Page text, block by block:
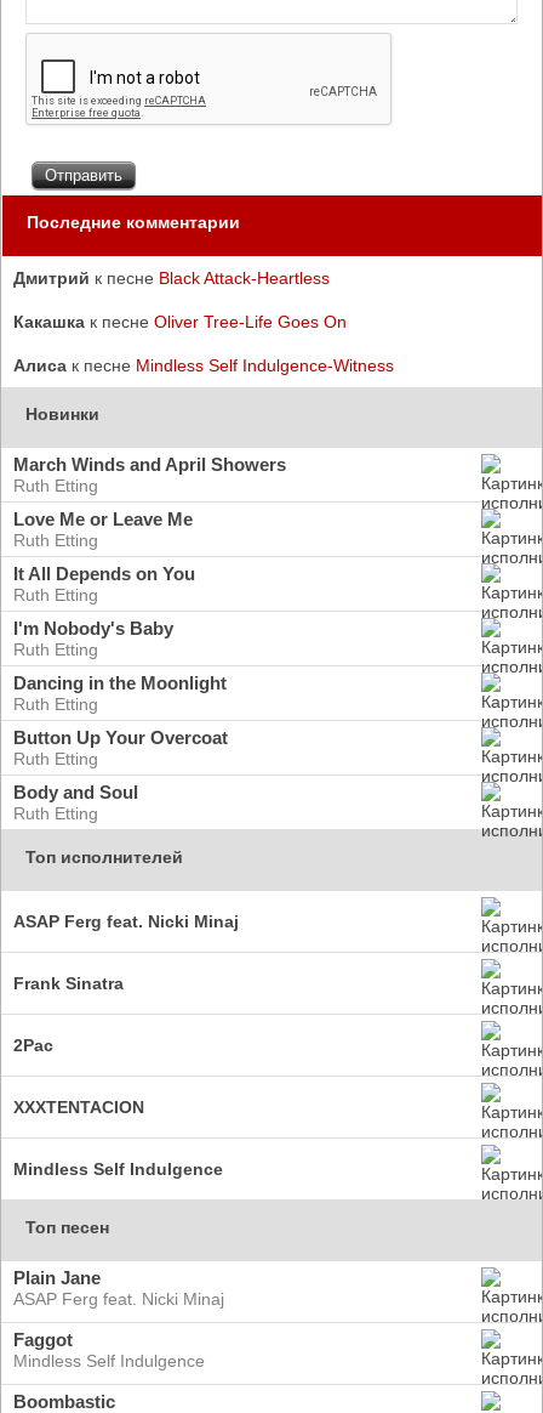
Последние комментарии
Дмитрий к песне Black Attack-Heartless
Какашка к песне Oliver Tree-Life Goes On
Алиса к песне Mindless Self Indulgence-Witness
Новинки
March Winds and April Showers
Ruth Etting
Love Me or Leave Me
Ruth Etting
It All Depends on You
Ruth Etting
I'm Nobody's Baby
Ruth Etting
Dancing in the Moonlight
Ruth Etting
Button Up Your Overcoat
Ruth Etting
Body and Soul
Ruth Etting
Топ исполнителей
ASAP Ferg feat. Nicki Minaj
Frank Sinatra
2Pac
XXXTENTACION
Mindless Self Indulgence
Топ песен
Plain Jane
ASAP Ferg feat. Nicki Minaj
Faggot
Mindless Self Indulgence
Boombastic